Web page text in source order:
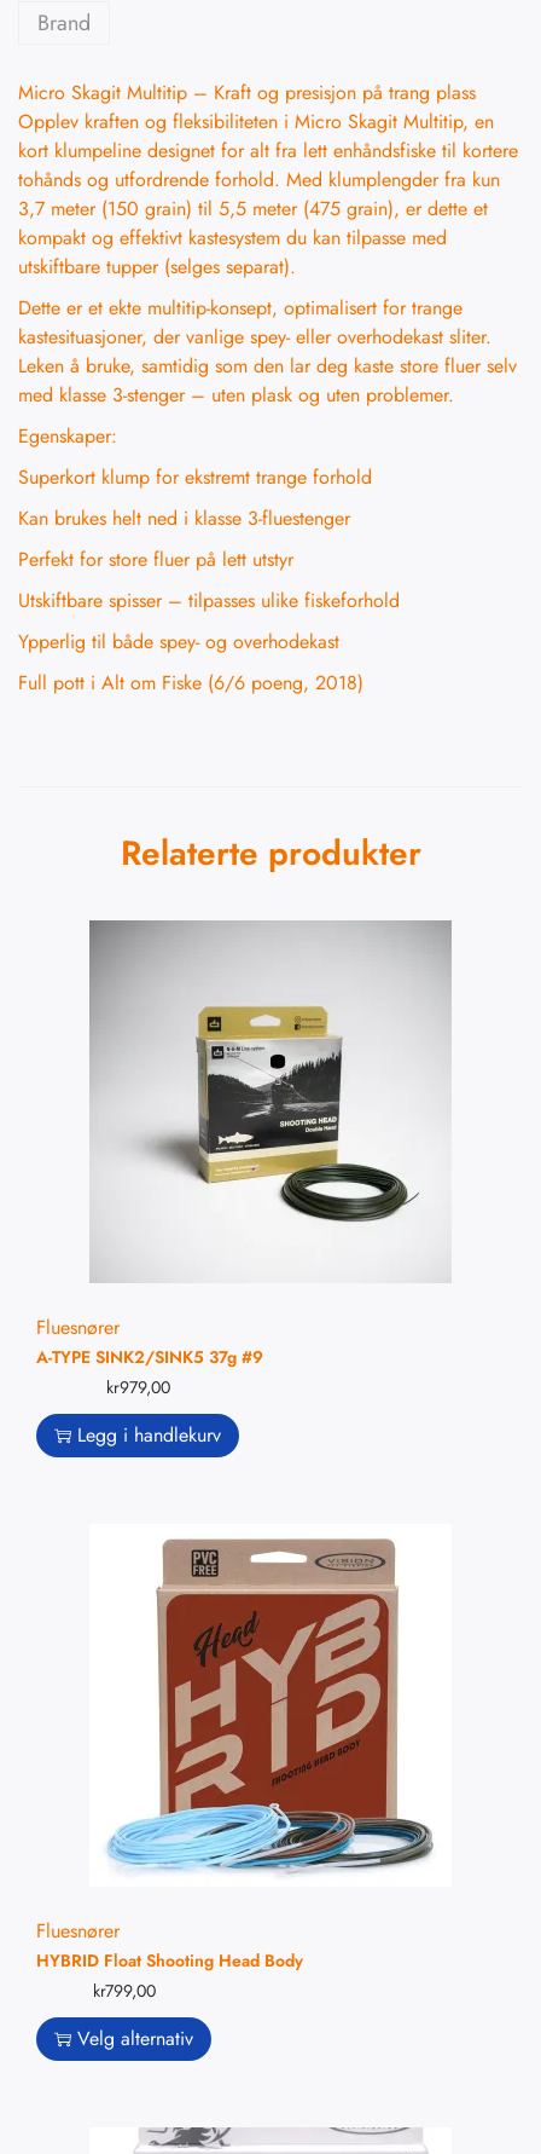
Brand
Micro Skagit Multitip – Kraft og presisjon på trang plass
Opplev kraften og fleksibiliteten i Micro Skagit Multitip, en
kort klumpeline designet for alt fra lett enhåndsfiske til kortere
tohånds og utfordrende forhold. Med klumplengder fra kun
3,7 meter (150 grain) til 5,5 meter (475 grain), er dette et
kompakt og effektivt kastesystem du kan tilpasse med
utskiftbare tupper (selges separat).
Dette er et ekte multitip-konsept, optimalisert for trange
kastesituasjoner, der vanlige spey- eller overhodekast sliter.
Leken å bruke, samtidig som den lar deg kaste store fluer selv
med klasse 3-stenger – uten plask og uten problemer.
Egenskaper:
Superkort klump for ekstremt trange forhold
Kan brukes helt ned i klasse 3-fluestenger
Perfekt for store fluer på lett utstyr
Utskiftbare spisser – tilpasses ulike fiskeforhold
Ypperlig til både spey- og overhodekast
Full pott i Alt om Fiske (6/6 poeng, 2018)
Relaterte produkter
Fluesnører
A-TYPE SINK2/SINK5 37g #9
kr979,00
Legg i handlekurv
Fluesnører
HYBRID Float Shooting Head Body
kr799,00
Velg alternativ